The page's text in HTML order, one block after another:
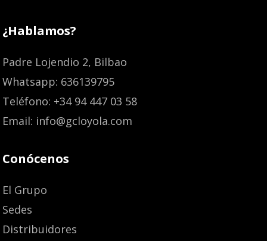
¿Hablamos?
Padre Lojendio 2, Bilbao
Whatsapp: 636139795
Teléfono: +34 94 447 03 58
Email: info@gcloyola.com
Conócenos
El Grupo
Sedes
Distribuidores